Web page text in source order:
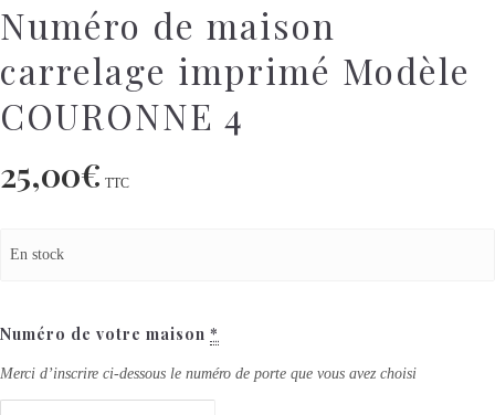
Numéro de maison
carrelage imprimé Modèle
COURONNE 4
25,00€ TTC
En stock
Numéro de votre maison *
Merci d’inscrire ci-dessous le numéro de porte que vous avez choisi